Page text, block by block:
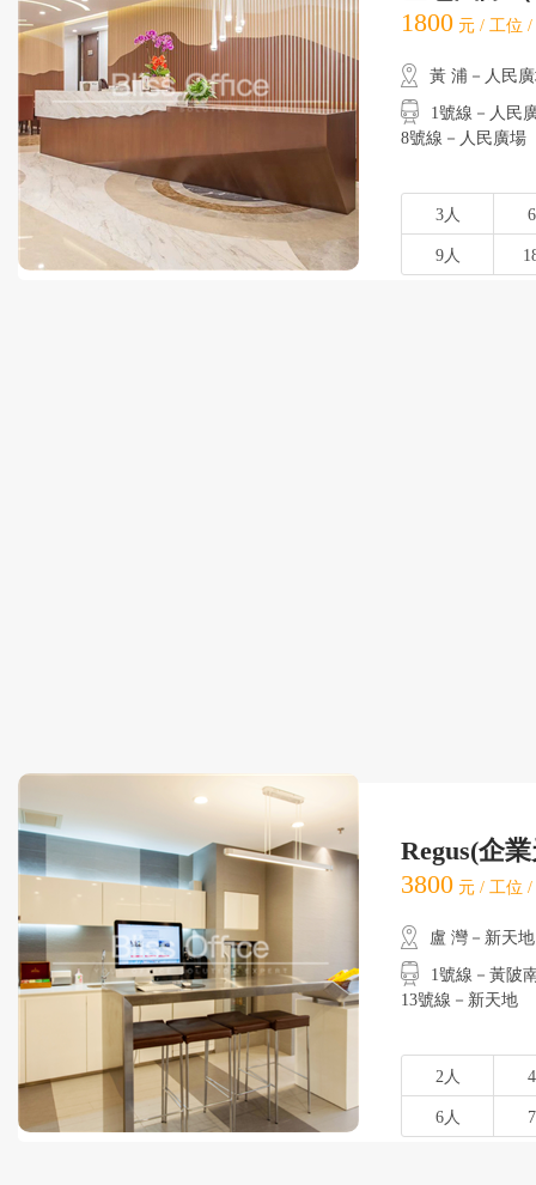
1800 元 / 工位
黃 浦－人民
1號線－人民廣
8號線－人民廣場
3人
9人
Regus(企
3800 元 / 工位
盧 灣－新天地
1號線－黃陂南
13號線－新天地
2人
6人